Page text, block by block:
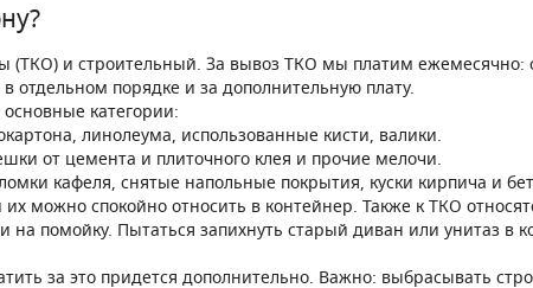
и строительный. За вывоз ТКО мы платим ежемесячно:
отдельном порядке и за дополнительную плату.
категории:
линолеума, использованные кисти, валики.
от цемента и плиточного клея и прочие мелочи.
кафеля, снятые напольные покрытия, куски кирпича и
можно спокойно относить в контейнер. Также к ТКО
на помойку. Пытаться запихнуть старый диван или унитаз
за это придется дополнительно. Важно: выбрасывать